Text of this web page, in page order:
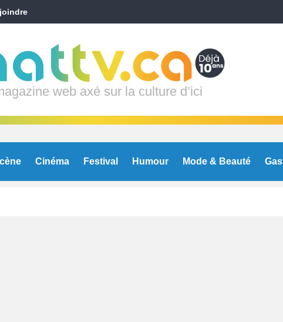
web axé sur la culture d’ici
Cinéma Festival Humour Mode & Beauté